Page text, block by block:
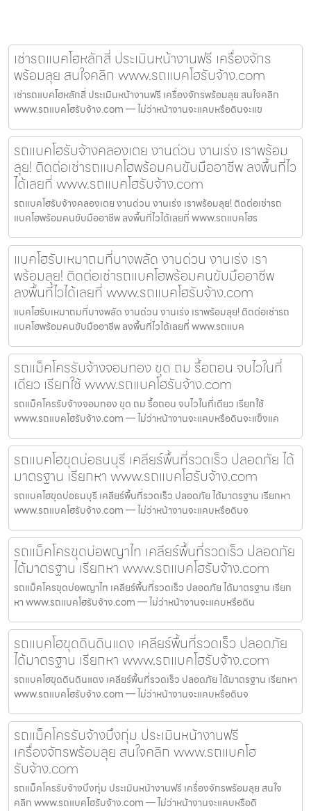
เช่ารถแบคโฮหลักสี่ ประเมินหน้างานฟรี เครื่องจักร
พร้อมลุย สนใจคลิก www.รถแบคโฮรับจ้าง.com
เช่ารถแบคโฮหลักสี่ ประเมินหน้างานฟรี เครื่องจักรพร้อมลุย สนใจคลิก
www.รถแบคโฮรับจ้าง.com — ไม่ว่าหน้างานจะแคบหรือดินจะแข
รถแบคโฮรับจ้างคลองเตย งานด่วน งานเร่ง เราพร้อม
ลุย! ติดต่อเช่ารถแบคโฮพร้อมคนขับมืออาชีพ ลงพื้นที่ไว
ได้เลยที่ www.รถแบคโฮรับจ้าง.com
รถแบคโฮรับจ้างคลองเตย งานด่วน งานเร่ง เราพร้อมลุย! ติดต่อเช่ารถ
แบคโฮพร้อมคนขับมืออาชีพ ลงพื้นที่ไวได้เลยที่ www.รถแบคโฮร
แบคโฮรับเหมาถมที่บางพลัด งานด่วน งานเร่ง เรา
พร้อมลุย! ติดต่อเช่ารถแบคโฮพร้อมคนขับมืออาชีพ
ลงพื้นที่ไวได้เลยที่ www.รถแบคโฮรับจ้าง.com
แบคโฮรับเหมาถมที่บางพลัด งานด่วน งานเร่ง เราพร้อมลุย! ติดต่อเช่ารถ
แบคโฮพร้อมคนขับมืออาชีพ ลงพื้นที่ไวได้เลยที่ www.รถแบค
รถแม็คโครรับจ้างจอมทอง ขุด ถม รื้อถอน จบไวในที่
เดียว เรียกใช้ www.รถแบคโฮรับจ้าง.com
รถแม็คโครรับจ้างจอมทอง ขุด ถม รื้อถอน จบไวในที่เดียว เรียกใช้
www.รถแบคโฮรับจ้าง.com — ไม่ว่าหน้างานจะแคบหรือดินจะแข็งแค
รถแบคโฮขุดบ่อธนบุรี เคลียร์พื้นที่รวดเร็ว ปลอดภัย ได้
มาตรฐาน เรียกหา www.รถแบคโฮรับจ้าง.com
รถแบคโฮขุดบ่อธนบุรี เคลียร์พื้นที่รวดเร็ว ปลอดภัย ได้มาตรฐาน เรียกหา
www.รถแบคโฮรับจ้าง.com — ไม่ว่าหน้างานจะแคบหรือดินจ
รถแม็คโครขุดบ่อพญาไท เคลียร์พื้นที่รวดเร็ว ปลอดภัย
ได้มาตรฐาน เรียกหา www.รถแบคโฮรับจ้าง.com
รถแม็คโครขุดบ่อพญาไท เคลียร์พื้นที่รวดเร็ว ปลอดภัย ได้มาตรฐาน เรียก
หา www.รถแบคโฮรับจ้าง.com — ไม่ว่าหน้างานจะแคบหรือดิน
รถแบคโฮขุดดินดินแดง เคลียร์พื้นที่รวดเร็ว ปลอดภัย
ได้มาตรฐาน เรียกหา www.รถแบคโฮรับจ้าง.com
รถแบคโฮขุดดินดินแดง เคลียร์พื้นที่รวดเร็ว ปลอดภัย ได้มาตรฐาน เรียกหา
www.รถแบคโฮรับจ้าง.com — ไม่ว่าหน้างานจะแคบหรือดินจ
รถแม็คโครรับจ้างบึงกุ่ม ประเมินหน้างานฟรี
เครื่องจักรพร้อมลุย สนใจคลิก www.รถแบคโฮ
รับจ้าง.com
รถแม็คโครรับจ้างบึงกุ่ม ประเมินหน้างานฟรี เครื่องจักรพร้อมลุย สนใจ
คลิก www.รถแบคโฮรับจ้าง.com — ไม่ว่าหน้างานจะแคบหรือดิ